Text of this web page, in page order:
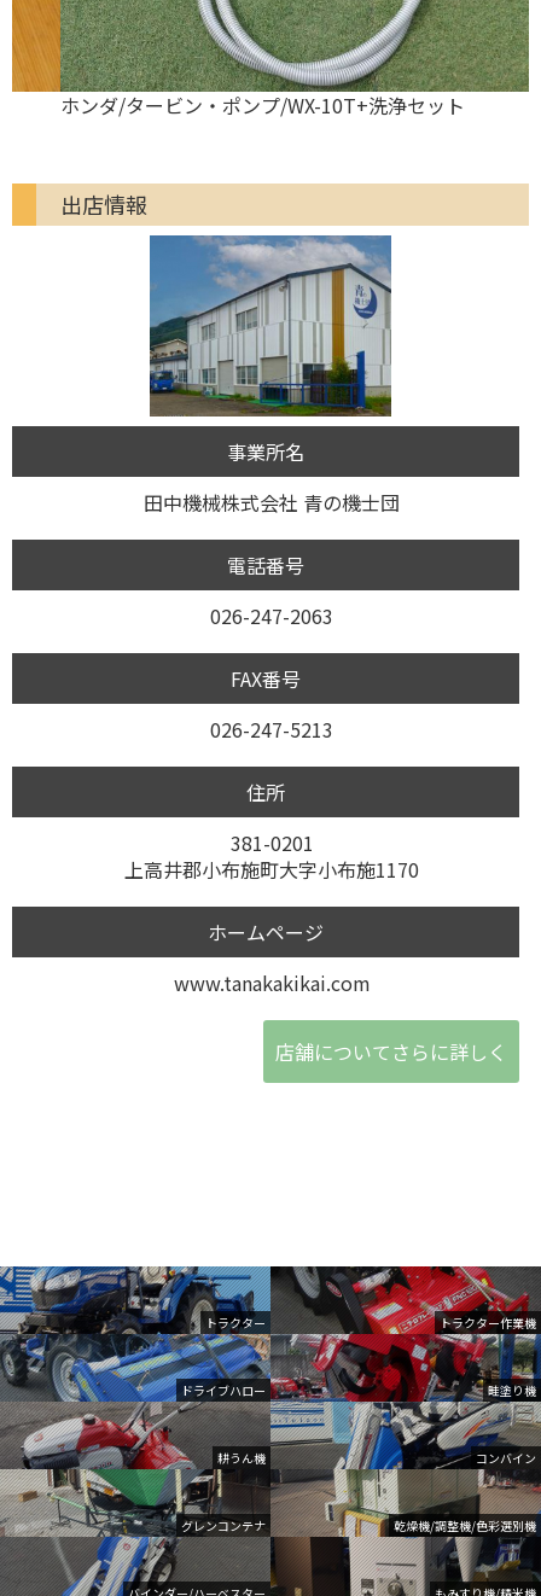
トラクター トラクター作業機
ドライブハロー 畦塗り機
耕うん機 コンバイン
グレンコンテナ 乾燥機/調整機/色彩選別機
ホンダ/タービン・ポンプ/WX-10T+洗浄セット
出店情報
事業所名
田中機械株式会社 青の機士団
電話番号
026-247-2063
FAX番号
026-247-5213
住所
381-0201
上高井郡小布施町大字小布施1170
ホームページ
www.tanakakikai.com
店舗についてさらに詳しく